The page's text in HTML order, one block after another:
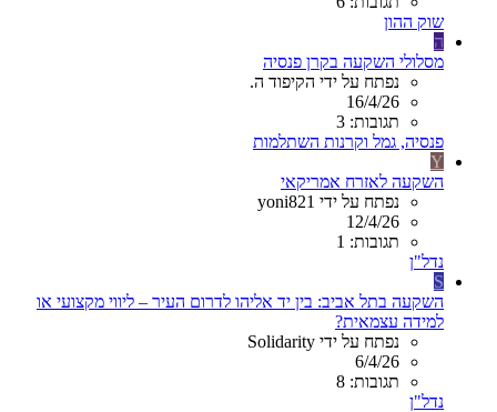
שוק ההון
ה
מסלולי השקעה בקרן פנסיה
נפתח על ידי הקיפוד ה.
16/4/26
תגובות: 3
פנסיה, גמל וקרנות השתלמות
Y
השקעה לאזרח אמריקאי
נפתח על ידי yoni821
12/4/26
תגובות: 1
נדל"ן
S
השקעה בתל אביב: בין יד אליהו לדרום העיר – ליווי מקצועי או
למידה עצמאית?
נפתח על ידי Solidarity
6/4/26
תגובות: 8
נדל"ן